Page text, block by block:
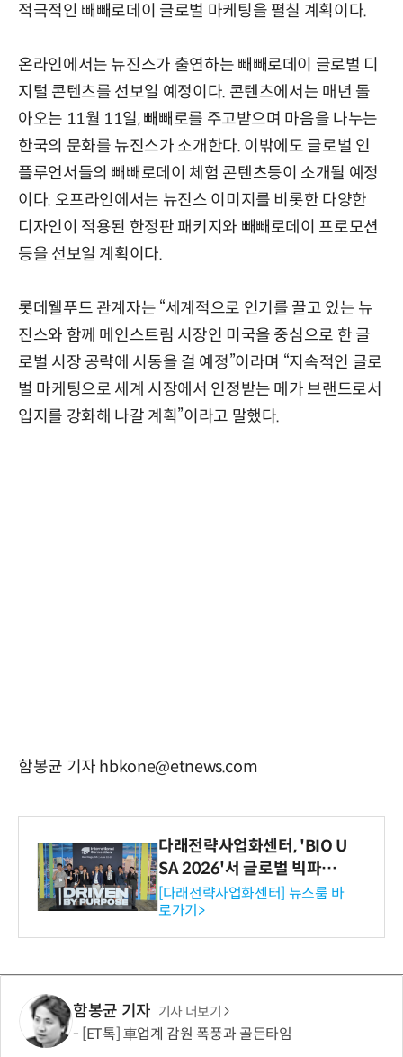
적극적인 빼빼로데이 글로벌 마케팅을 펼칠 계획이다.
온라인에서는 뉴진스가 출연하는 빼빼로데이 글로벌 디
지털 콘텐츠를 선보일 예정이다. 콘텐츠에서는 매년 돌
아오는 11월 11일, 빼빼로를 주고받으며 마음을 나누는
한국의 문화를 뉴진스가 소개한다. 이밖에도 글로벌 인
플루언서들의 빼빼로데이 체험 콘텐츠등이 소개될 예정
이다. 오프라인에서는 뉴진스 이미지를 비롯한 다양한
디자인이 적용된 한정판 패키지와 빼빼로데이 프로모션
등을 선보일 계획이다.
롯데웰푸드 관계자는 “세계적으로 인기를 끌고 있는 뉴
진스와 함께 메인스트림 시장인 미국을 중심으로 한 글
로벌 시장 공략에 시동을 걸 예정”이라며 “지속적인 글로
벌 마케팅으로 세계 시장에서 인정받는 메가 브랜드로서
입지를 강화해 나갈 계획”이라고 말했다.
함봉균 기자 hbkone@etnews.com
다래전략사업화센터, 'BIO U
SA 2026'서 글로벌 빅파마
와의 비즈니스 미팅 지원…K
-바이오 해외 진출 교두보 확
보
[다래전략사업화센터] 뉴스룸 바
로가기>
함봉균 기자 기사 더보기
[ET톡] 車업계 감원 폭풍과 골든타임